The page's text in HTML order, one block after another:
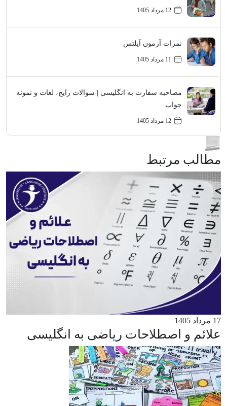
12 مرداد 1405
نمرات آزمون آیلتس
11 مرداد 1405
مصاحبه سفارت به انگلیسی | سوالات رایج، لغات و نمونه
جواب
12 مرداد 1405
مطالب مرتبط
17 مرداد 1405
علائم و اصطلاحات ریاضی به انگلیسی